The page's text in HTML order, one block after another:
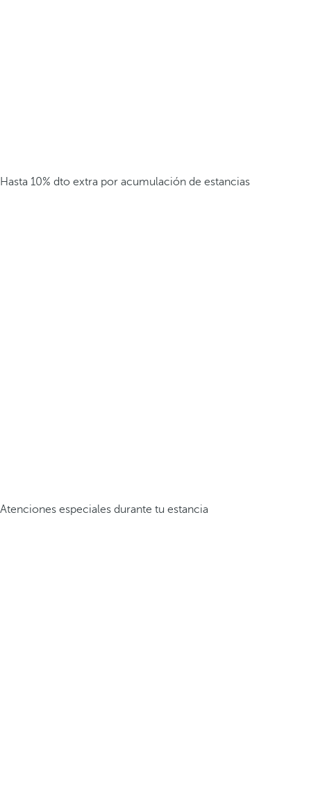
Hasta 10% dto extra por acumulación de estancias
Atenciones especiales durante tu estancia